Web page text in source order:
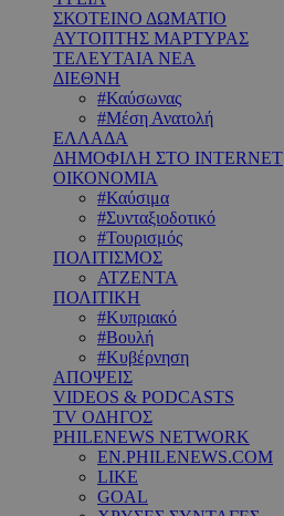
ΣΚΟΤΕΙΝΟ ΔΩΜΑΤΙΟ
ΑΥΤΟΠΤΗΣ ΜΑΡΤΥΡΑΣ
ΤΕΛΕΥΤΑΙΑ ΝΕΑ
ΔΙΕΘΝΗ
#Καύσωνας
#Μέση Ανατολή
ΕΛΛΑΔΑ
ΔΗΜΟΦΙΛΗ ΣΤΟ INTERNET
ΟΙΚΟΝΟΜΙΑ
#Καύσιμα
#Συνταξιοδοτικό
#Τουρισμός
ΠΟΛΙΤΙΣΜΟΣ
ΑΤΖΕΝΤΑ
ΠΟΛΙΤΙΚΗ
#Κυπριακό
#Βουλή
#Κυβέρνηση
ΑΠΟΨΕΙΣ
VIDEOS & PODCASTS
TV ΟΔΗΓΟΣ
PHILENEWS NETWORK
EN.PHILENEWS.COM
LIKE
GOAL